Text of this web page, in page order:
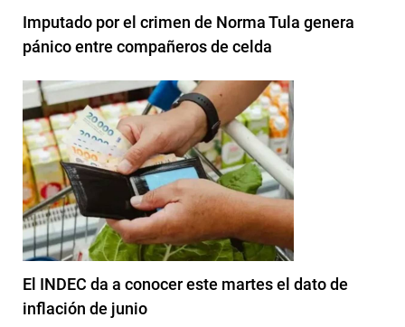
Imputado por el crimen de Norma Tula genera
pánico entre compañeros de celda
El INDEC da a conocer este martes el dato de
inflación de junio